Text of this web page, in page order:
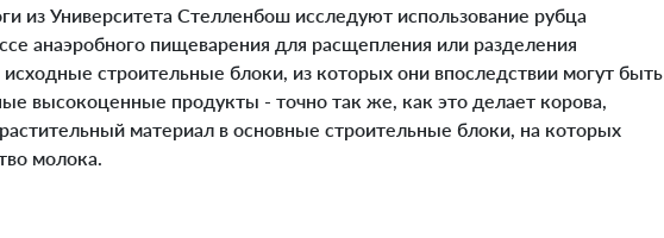
из Университета Стелленбош исследуют использование рубца
анаэробного пищеварения для расщепления или разделения
исходные строительные блоки, из которых они впоследствии могут быть
высокоценные продукты - точно так же, как это делает корова,
материал в основные строительные блоки, на которых
молока.